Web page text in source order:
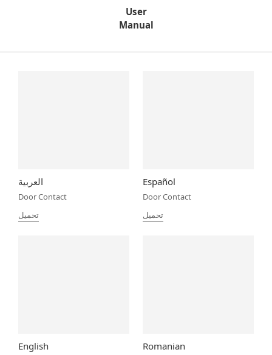
User
Manual
العربية
Door Contact
تحميل
Español
Door Contact
تحميل
English Romanian